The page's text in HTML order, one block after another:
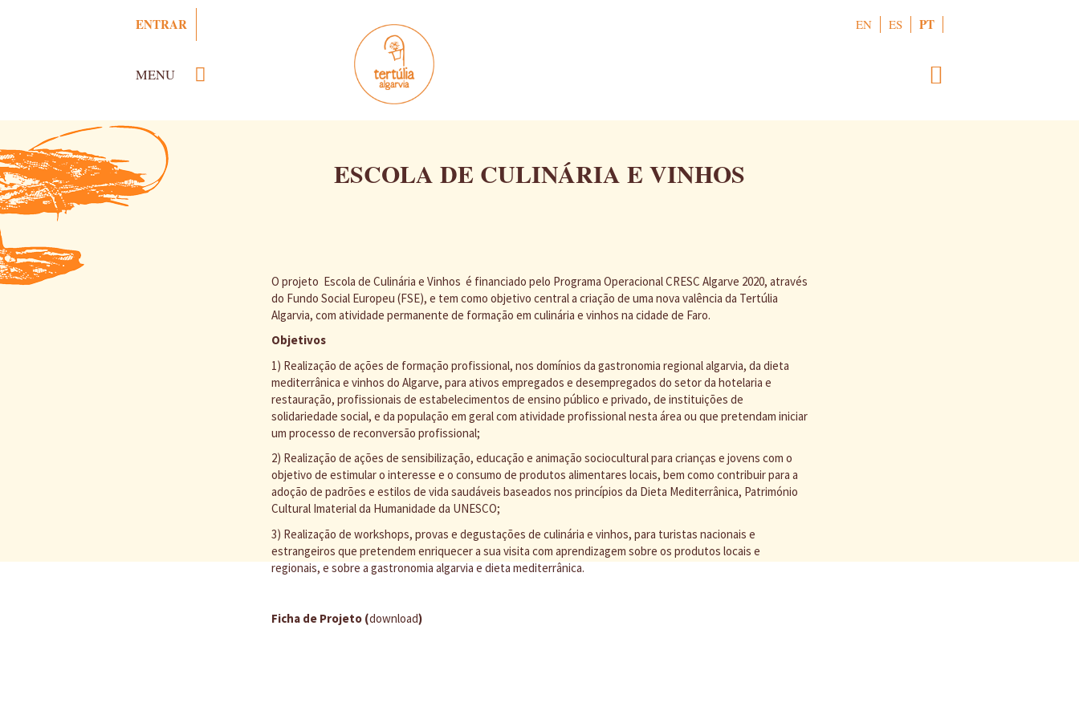
ENTRAR
MENU
PT
ES
EN
ESCOLA DE CULINÁRIA E VINHOS
O projeto Escola de Culinária e Vinhos é financiado pelo Programa Operacional CRESC Algarve 2020, através
do Fundo Social Europeu (FSE), e tem como objetivo central a criação de uma nova valência da Tertúlia
Algarvia, com atividade permanente de formação em culinária e vinhos na cidade de Faro.
Objetivos
1) Realização de ações de formação profissional, nos domínios da gastronomia regional algarvia, da dieta
mediterrânica e vinhos do Algarve, para ativos empregados e desempregados do setor da hotelaria e
restauração, profissionais de estabelecimentos de ensino público e privado, de instituições de
solidariedade social, e da população em geral com atividade profissional nesta área ou que pretendam iniciar
um processo de reconversão profissional;
2) Realização de ações de sensibilização, educação e animação sociocultural para crianças e jovens com o
objetivo de estimular o interesse e o consumo de produtos alimentares locais, bem como contribuir para a
adoção de padrões e estilos de vida saudáveis baseados nos princípios da Dieta Mediterrânica, Património
Cultural Imaterial da Humanidade da UNESCO;
3) Realização de workshops, provas e degustações de culinária e vinhos, para turistas nacionais e
estrangeiros que pretendem enriquecer a sua visita com aprendizagem sobre os produtos locais e
regionais, e sobre a gastronomia algarvia e dieta mediterrânica.
Ficha de Projeto (download)